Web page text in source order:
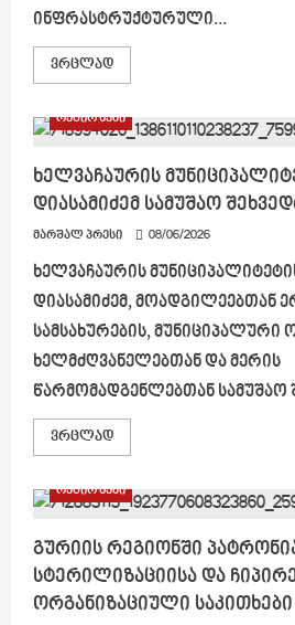
ინფრასტრუქტურული...
ვრცლადRead
more
მუნიციპალიტეტის
მერმა
დიასამიძემ
ახალშენისა
და
ადმინისტრაციულ
მიმდინარე
ინფრასტრუქტურული
პროექტები
მოინახულა
რეგიონები
ხელვაჩაურის
დიასამიძემ სამუშაო
მარშალ პრესი 08/06/2026
ხელვაჩაურის
დიასამიძემ, მოადგილეებთან
სამსახურების, მუნიციპალური
ხელმძღვანელებთან და მერის
წარმომადგენლებთან სამუშაო
ვრცლადRead
more
მუნიციპალიტეტის
მერმა,
დიასამიძემ
სამუშაო
შეხვედრა
გამართა
რეგიონები
გურიის რეგიონში
სტერილიზაციისა და
ორგანიზაციული